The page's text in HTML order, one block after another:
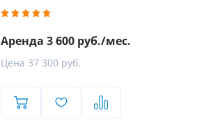
Аренда 3 600 руб./мес.
Цена 37 300 руб.